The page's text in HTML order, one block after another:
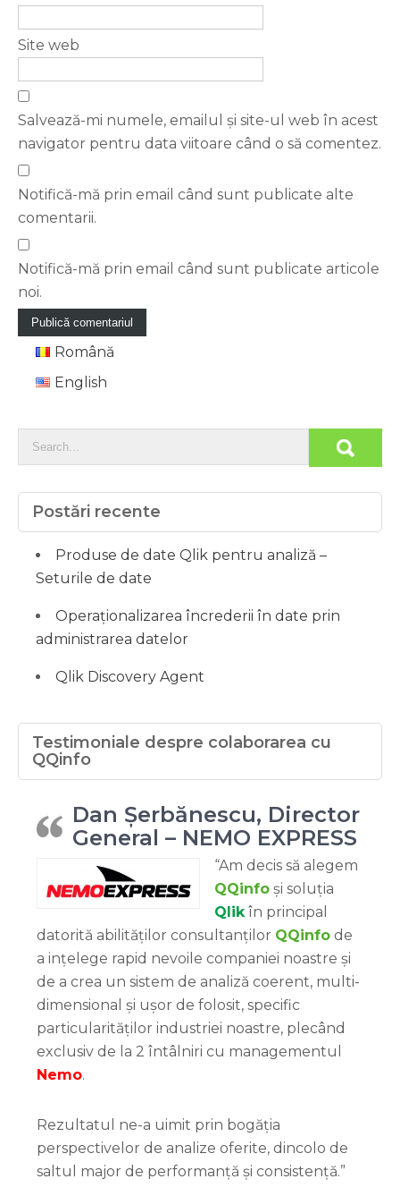
Site web
Salvează-mi numele, emailul și site-ul web în acest
navigator pentru data viitoare când o să comentez.
Notifică-mă prin email când sunt publicate alte
comentarii.
Notifică-mă prin email când sunt publicate articole
noi.
Română
English
Postări recente
Produse de date Qlik pentru analiză –
Seturile de date
Operaționalizarea încrederii în date prin
administrarea datelor
Qlik Discovery Agent
Testimoniale despre colaborarea cu
QQinfo
Dan Șerbănescu, Director
General – NEMO EXPRESS
“Am decis să alegem
QQinfo și soluția
Qlikîn principal
datorită abilităților consultanților QQinfo de
a ințelege rapid nevoile companiei noastre și
de a crea un sistem de analiză coerent, multi-
dimensional și ușor de folosit, specific
particularităților industriei noastre, plecând
exclusiv de la 2 întâlniri cu managementul
Nemo.
Rezultatul ne-a uimit prin bogăția
perspectivelor de analize oferite, dincolo de
saltul major de performanță și consistență.”